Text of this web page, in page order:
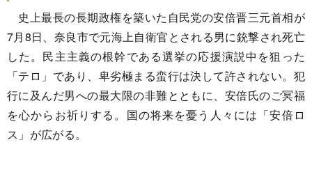
史上最長の長期政権を築いた自民党の安倍晋三元首相が
7月8日、奈良市で元海上自衛官とされる男に銃撃され死亡
した。民主主義の根幹である選挙の応援演説中を狙った
「テロ」であり、卑劣極まる蛮行は決して許されない。犯
行に及んだ男への最大限の非難とともに、安倍氏のご冥福
を心からお祈りする。国の将来を憂う人々には「安倍ロ
ス」が広がる。